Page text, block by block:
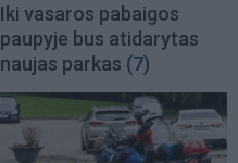
Iki vasaros pabaigos
paupyje bus atidarytas
naujas parkas (7)